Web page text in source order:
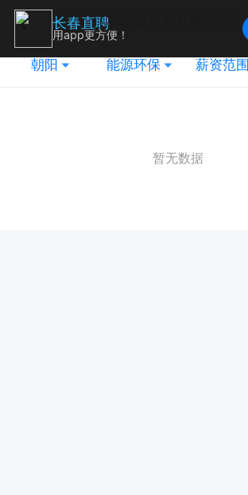
朝阳 能源环保 薪资范围
暂无数据
长春直聘
用app更方便！